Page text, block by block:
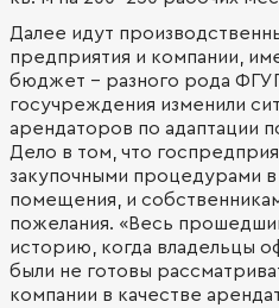
Далее идут
предприятия и компании,
бюджет – разного рода
госучреждения изменили
арендаторов по адаптации
Дело в том, что
закупочными процедурами
помещения, и
пожелания. «Весь
историю, когда владельцы
были не готовы
компании в качестве